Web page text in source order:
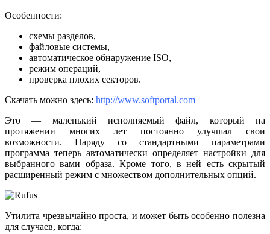
Особенности:
схемы разделов,
файловые системы,
автоматическое обнаружение ISO,
режим операций,
проверка плохих секторов.
Скачать можно здесь: http://www.softportal.com
Это — маленький исполняемый файл, который на
протяжении многих лет постоянно улучшал свои
возможности. Наряду со стандартными параметрами
программа теперь автоматически определяет настройки для
выбранного вами образа. Кроме того, в ней есть скрытый
расширенный режим с множеством дополнительных опций.
Утилита чрезвычайно проста, и может быть особенно полезна
для случаев, когда: